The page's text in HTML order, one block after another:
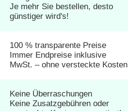
Je mehr Sie bestellen, desto
günstiger wird's!
100 % transparente Preise
Immer Endpreise inklusive
MwSt. – ohne versteckte Kosten
Keine Überraschungen
Keine Zusatzgebühren oder